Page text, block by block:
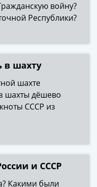
войну?
Республики?
в шахту
шахте
шахты дёшево
СССР из
и СССР
Какими были